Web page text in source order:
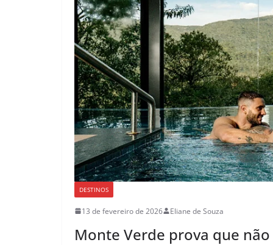
DESTINOS
13 de fevereiro de 2026 Eliane de Souza
Monte Verde prova que